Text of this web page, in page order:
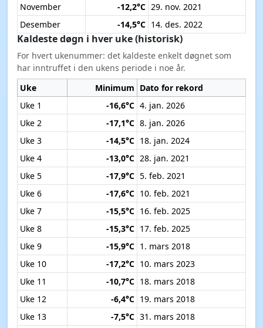
November
-12,2°C 29. nov. 2021
Desember
-14,5°C 14. des. 2022
Kaldeste døgn i hver uke (historisk)
For hvert ukenummer: det kaldeste enkelt døgnet som
har inntruffet i den ukens periode i noe år.
Uke
Minimum Dato for rekord
Uke 1
-16,6°C 4. jan. 2026
Uke 2
-17,1°C 8. jan. 2026
Uke 3
-14,5°C 18. jan. 2024
Uke 4
-13,0°C 28. jan. 2021
Uke 5
-17,9°C 5. feb. 2021
Uke 6
-17,6°C 10. feb. 2021
Uke 7
-15,5°C 16. feb. 2025
Uke 8
-15,3°C 17. feb. 2025
Uke 9
-15,9°C 1. mars 2018
Uke 10
-17,2°C 10. mars 2023
Uke 11
-10,7°C 18. mars 2018
Uke 12
-6,4°C 19. mars 2018
Uke 13
-7,5°C 31. mars 2018